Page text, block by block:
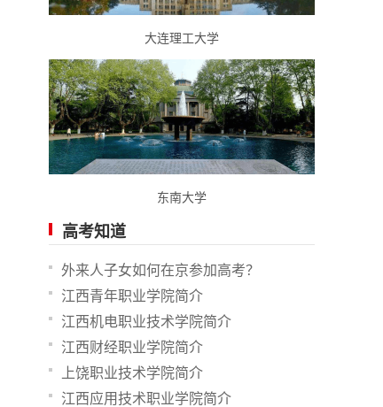
大连理工大学
东南大学
高考知道
外来人子女如何在京参加高考？
江西青年职业学院简介
江西机电职业技术学院简介
江西财经职业学院简介
上饶职业技术学院简介
江西应用技术职业学院简介